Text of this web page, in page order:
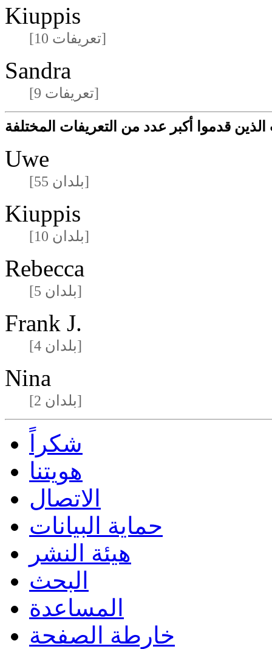
Kiuppis
[10 تعريفات]
Sandra
[9 تعريفات]
قدموا أكبر عدد من التعريفات المختلفة
Uwe
[55 بلدان]
Kiuppis
[10 بلدان]
Rebecca
[5 بلدان]
Frank J.
[4 بلدان]
Nina
[2 بلدان]
شكراً
هويتنا
الاتصال
حماية البيانات
هيئة النشر
البحث
المساعدة
خارطة الصفحة